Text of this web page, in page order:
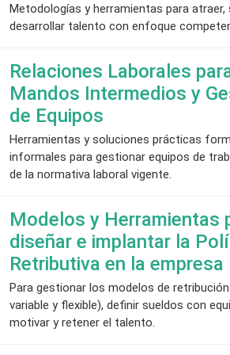
Metodologías y herramientas para atraer,
desarrollar talento con enfoque
Relaciones Laborales
Mandos Intermedios y
de Equipos
Herramientas y soluciones prácticas
informales para gestionar equipos de
de la normativa laboral vigente.
Modelos y Herramientas
diseñar e implantar la
Retributiva en la empresa
Para gestionar los modelos de
variable y flexible), definir sueldos con
motivar y retener el talento.